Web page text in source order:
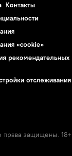
Контакты
«cookie»
рекомендательных
отслеживания
защищены. 18+